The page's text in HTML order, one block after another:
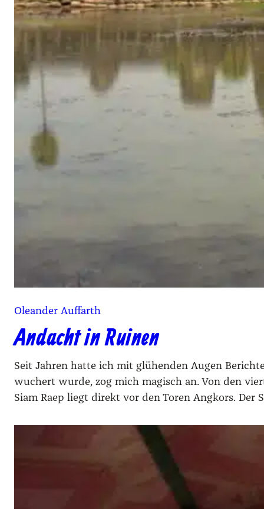
Oleander Auffarth
Andacht in Ruinen
Seit Jah­ren hat­te ich mit glü­hen­den Augen
wu­chert wur­de, zog mich magisch an. Von den
Siam Raep liegt direkt vor den Toren Ang­kors. Der